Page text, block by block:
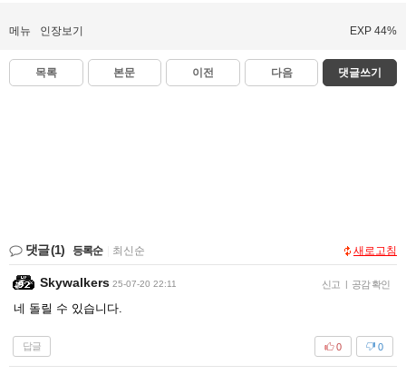
메뉴 인장보기 EXP 44%
목록 본문 이전 다음 댓글쓰기
댓글(1) 등록순 최신순 새로고침
Skywalkers 25-07-20 22:11 신고 | 공감 확인
네 돌릴 수 있습니다.
답글 0
0